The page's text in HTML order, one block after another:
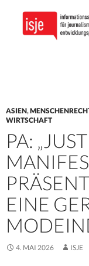
ASIEN,
WIRTSCHAFT
PA:
EINE
4. MAI 2026 ISJE